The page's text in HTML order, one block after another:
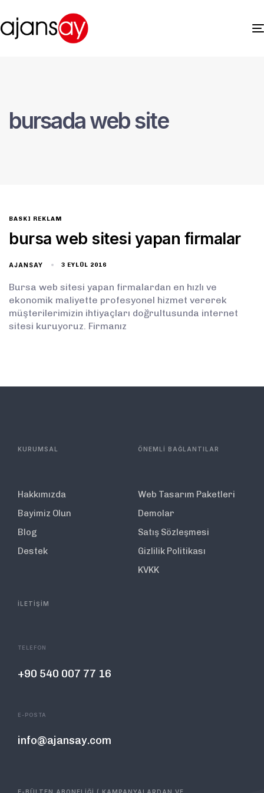
bursada web site
BASKI REKLAM
bursa web sitesi yapan firmalar
AJANSAY 3 EYLÜL 2016
Bursa web sitesi yapan firmalardan en hızlı ve
ekonomik maliyette profesyonel hizmet vererek
müşterilerimizin ihtiyaçları doğrultusunda internet
sitesi kuruyoruz. Firmanız
KURUMSAL
Hakkımızda
Bayimiz Olun
Blog
Destek
ÖNEMLİ BAĞLANTILAR
Web Tasarım Paketleri
Demolar
Satış Sözleşmesi
Gizlilik Politikası
KVKK
İLETİŞİM
TELEFON
+90 540 007 77 16
E-POSTA
info@ajansay.com